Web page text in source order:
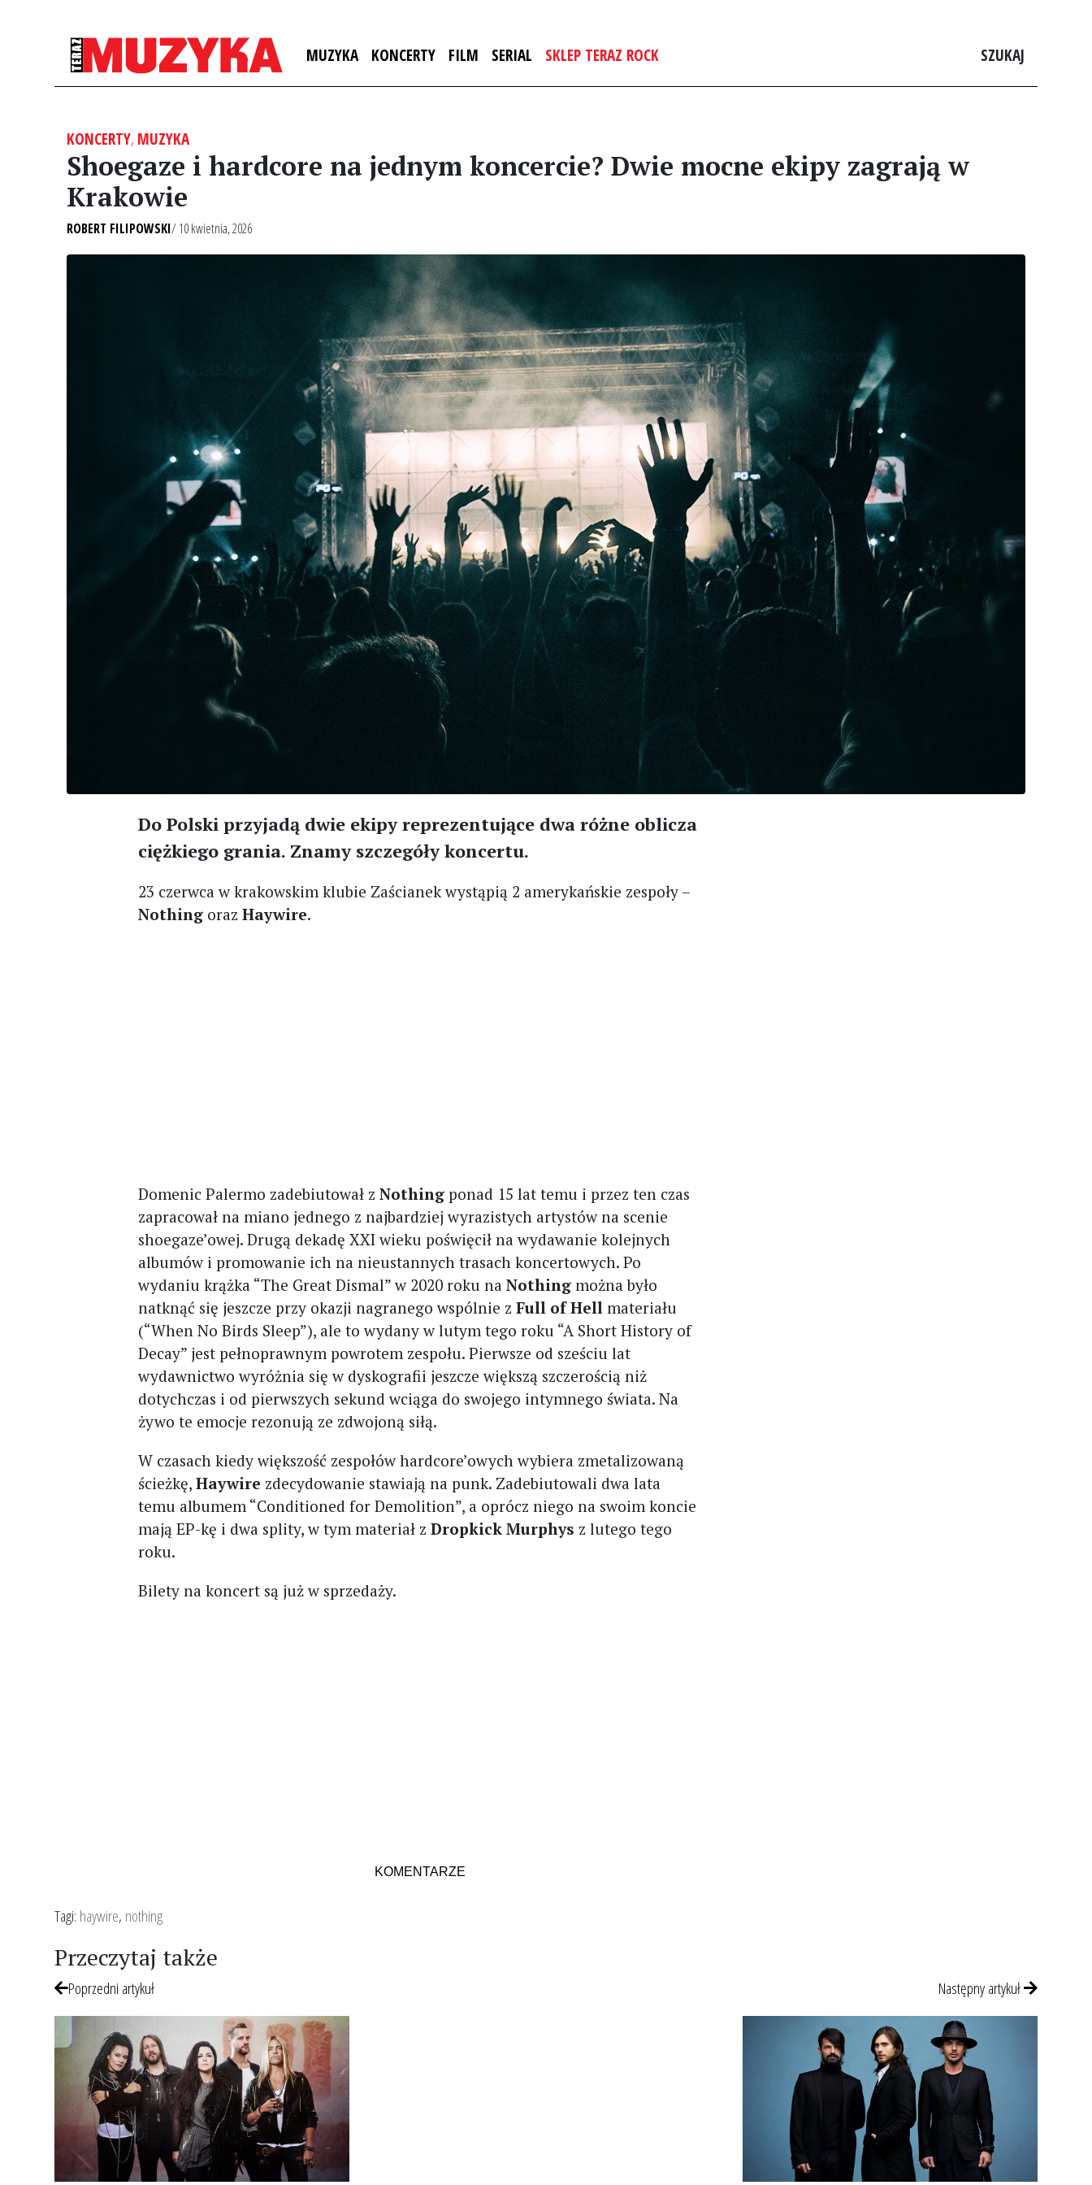
MUZYKA KONCERTY FILM SERIAL SKLEP TERAZ ROCK SZUKAJ
KONCERTY, MUZYKA
Shoegaze i hardcore na jednym koncercie? Dwie mocne ekipy zagrają w
Krakowie
ROBERT FILIPOWSKI/ 10 kwietnia, 2026
Do Polski przyjadą dwie ekipy reprezentujące dwa różne oblicza
ciężkiego grania. Znamy szczegóły koncertu.
23 czerwca w krakowskim klubie Zaścianek wystąpią 2 amerykańskie zespoły –
Nothing orazHaywire.
Domenic Palermo zadebiutował zNothingponad 15 lat temu i przez ten czas
zapracował na miano jednego z najbardziej wyrazistych artystów na scenie
shoegaze’owej. Drugą dekadę XXI wieku poświęcił na wydawanie kolejnych
albumów i promowanie ich na nieustannych trasach koncertowych. Po
wydaniu krążka “The Great Dismal” w 2020 roku naNothingmożna było
natknąć się jeszcze przy okazji nagranego wspólnie z Full of Hell materiału
(“When No Birds Sleep”), ale to wydany w lutym tego roku “A Short History of
Decay” jest pełnoprawnym powrotem zespołu. Pierwsze od sześciu lat
wydawnictwo wyróżnia się w dyskografii jeszcze większą szczerością niż
dotychczas i od pierwszych sekund wciąga do swojego intymnego świata. Na
żywo te emocje rezonują ze zdwojoną siłą.
W czasach kiedy większość zespołów hardcore’owych wybiera zmetalizowaną
ścieżkę,Haywire zdecydowanie stawiają na punk. Zadebiutowali dwa lata
temu albumem “Conditioned for Demolition”, a oprócz niego na swoim koncie
mają EP-kę i dwa splity, w tym materiał z Dropkick Murphys z lutego tego
roku.
Bilety na koncert są już w sprzedaży.
KOMENTARZE
Tagi: haywire, nothing
Przeczytaj także
Poprzedni artykuł Następny artykuł